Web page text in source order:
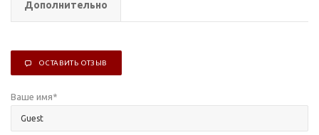
Дополнительно
ОСТАВИТЬ ОТЗЫВ
Ваше имя*